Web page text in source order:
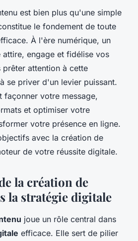
est bien plus qu'une simple
le fondement de toute
À l'ère numérique, un
attire, engage et fidélise vos
prêter attention à cette
se priver d'un levier puissant.
façonner votre message,
et optimiser votre
votre présence en ligne.
avec la création de
de votre réussite digitale.
la création de
la stratégie digitale
joue un rôle central dans
efficace. Elle sert de pilier